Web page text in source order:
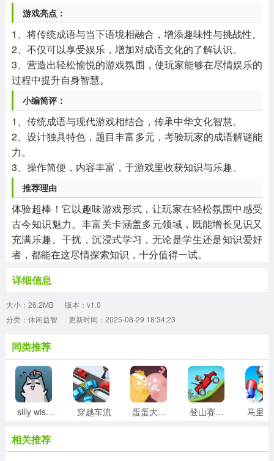
游戏亮点：
1、将传统成语与当下语境相融合，增添趣味性与挑战性。
2、不仅可以享受娱乐，增加对成语文化的了解认识。
3、营造出轻松愉悦的游戏氛围，使玩家能够在尽情娱乐的
过程中提升自身智慧。
小编简评：
1、传统成语与现代游戏相结合，传承中华文化智慧。
2、设计独具特色，题目丰富多元，考验玩家的成语解谜能
力。
3、操作简便，内容丰富，于游戏里收获知识与乐趣。
推荐理由
体验超棒！它以趣味游戏形式，让玩家在轻松氛围中感受
古今知识魅力。丰富关卡涵盖多元领域，既能增长见识又
充满乐趣。干扰，沉浸式学习，无论是学生还是知识爱好
者，都能在这尽情探索知识，十分值得一试。
详细信息
大小：26.2MB
版本：v1.0
分类：休闲益智
更新时间：2025-08-29 18:34:23
同类推荐
silly wisher最新版 穿越车流 蛋蛋大乱斗 登山赛车1老旧版
相关推荐